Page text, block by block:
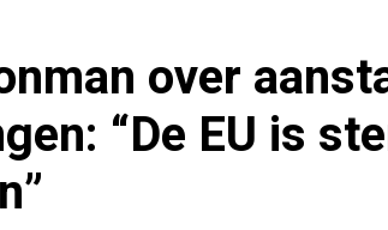
over
“De EU is